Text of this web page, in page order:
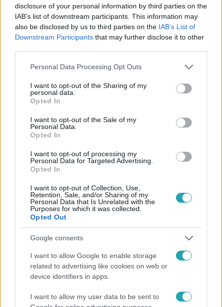
disclosure of your personal information by third parties on the
IAB’s list of downstream participants. This information may
also be disclosed by us to third parties on the IAB’s List of
Downstream Participants that may further disclose it to other
Please note that this website/app uses one or more Google
not limited to your visit or usage behaviour. You may click to
grant or deny consent to Google and its third-party tags to
use your data for below specified purposes in below Google
consent section.
Personal Data Processing Opt Outs
I want to opt-out of the Sharing of my
personal data.
Opted In
I want to opt-out of the Sale of my
Personal Data.
Opted In
I want to opt-out of processing my
Personal Data for Targeted Advertising.
Opted In
I want to opt-out of Collection, Use,
Retention, Sale, and/or Sharing of my
Personal Data that Is Unrelated with the
Purposes for which it was collected.
Opted Out
Google consents
I want to allow Google to enable storage
related to advertising like cookies on web or
device identifiers in apps.
I want to allow my user data to be sent to
Kövess minket, és értesülj a friss hírekről a
Követem
TOP HÍREK BELFÖLD
KÓRHÁZI FERTŐZÉS # SZUPERBAKTÉRIUM KLÓR
HIGIÉNIA
Népszerű